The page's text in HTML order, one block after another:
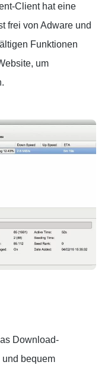
Client hat eine
frei von Adware und
Funktionen
um
Download-
bequem